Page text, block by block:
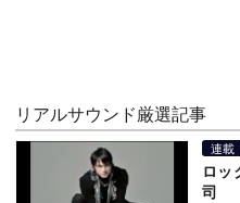
リアルサウンド厳選記事
連載
ロッ
司